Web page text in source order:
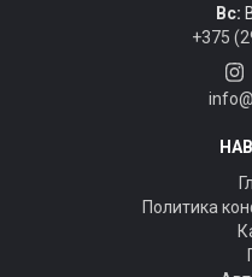
Вс:
+375
Политика